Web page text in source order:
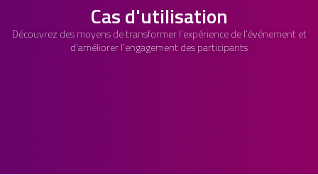
Cas d'utilisation
Découvrez des moyens de transformer l’expérience de l’événement et
d’améliorer l’engagement des participants